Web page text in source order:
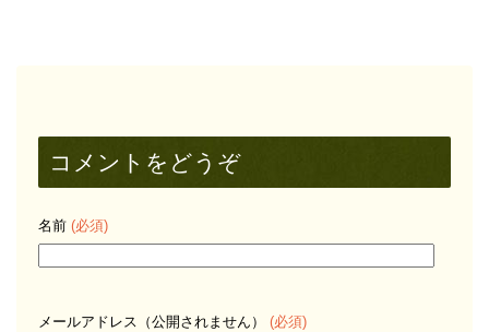
コメントをどうぞ
名前 (必須)
メールアドレス（公開されません） (必須)